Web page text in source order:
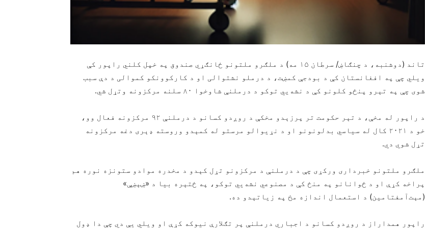
تاند (دوشنبه، د چنګاښ/ سرطان ۱۵ مه) د ملګرو ملتونو ځانګړي صندوق په خپل کلني راپور کې
ویلي چې په افغانستان کې د بودجې کمښت، د درملو نشتوالی او د کارکوونکو کموالی د دې سبب
شوی چې په تېرو پنځو کلونو کې د نشه‌يي توکو د درملنې شاوخوا ۸۰ سلنه مرکزونه وتړل شي.
د راپور له مخې، د تېر حکومت تر پرزېدو مخکې د روږدو کسانو د درملنې ۹۲ مرکزونه فعال وو،
خو د ۲۰۲۱ کال له سیاسي بدلونونو او د نړیوالو مرستو له کمېدو وروسته ډېری دغه مرکزونه
تړل شوي دي.
ملګرو ملتونو خبرداری ورکړی چې د درملنې د مرکزونو تړل کېدو د مخدره موادو ستونزه نوره هم
پراخه کړې او د ځوانانو په منځ کې د مصنوعي نشه‌يي توکو، په ځتېره بیا د «ښېښې»
(مېت‌آمفتامین) د استعمال اندازه مخ په زیاتېدو ده.
راپور همداراز د روږدو کسانو د اجباري درملنې پر تګلارې نیوکه کړې او ویلي یې دي چې دا ډول